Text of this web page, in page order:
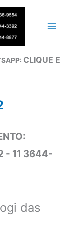
CLIQUE E
- 11 3644-
das